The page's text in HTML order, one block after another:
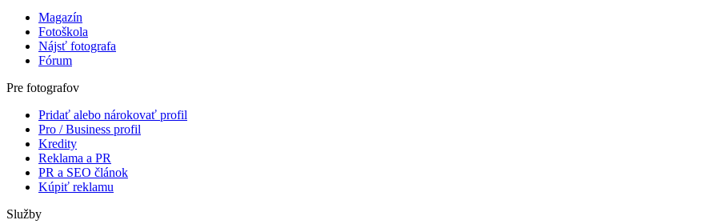
Magazín
Fotoškola
Nájsť fotografa
Fórum
Pre fotografov
Pridať alebo nárokovať profil
Pro / Business profil
Kredity
Reklama a PR
PR a SEO článok
Kúpiť reklamu
Služby